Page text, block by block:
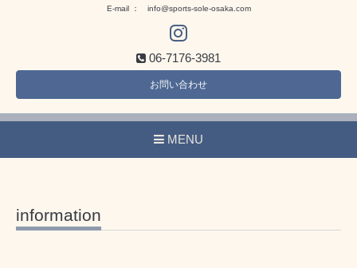
E-mail ： info@sports-sole-osaka.com
06-7176-3981
お問い合わせ
MENU
information